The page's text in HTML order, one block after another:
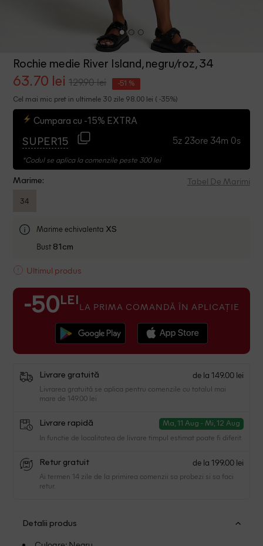
Rochie medie River Island, negru/roz, 34
63.70 lei 129.90 lei -51 %
Cel mai mic pret in ultimele 30 zile 98.00 lei ( -35%)
Cumpara cu -15% EXTRA
SUPER15 5z 23ore 34m 0s
*Codul se aplica la comenzile peste 300 lei
Marime: Tabel De Marimi
34
Marime echivalenta XS
Bust 81cm
Ultimul produs
-50 LEI LA PRIMA COMANDĂ ÎN APLICAȚIE
Livrare gratuită de la 149.00 lei
Livrarea gratuită se aplica pentru comenzile cu totalul mai
mare de 149.00 lei
Livrare rapidă Ma, 11 Aug - Mi, 12 Aug
In functie de localitatea de livrare timpul estimat poate fi diferit.
Retur gratuit de la 199.00 lei
Ai termen 14 zile de la primirea comenzii sa probezi si sa faci
retur.
Detalii produs